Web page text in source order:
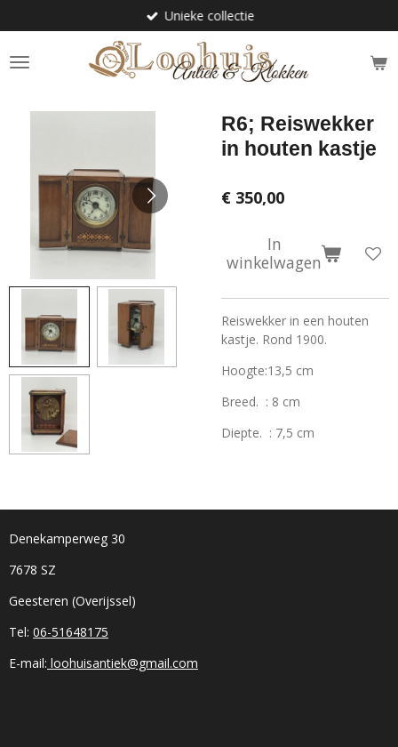
direct
naar
de
Unieke collectie
R6; Reiswekker
in houten kastje
€ 350,00
In
winkelwagen
Reiswekker in een houten
kastje. Rond 1900.
Hoogte:13,5 cm
Breed. : 8 cm
Diepte. : 7,5 cm
Denekamperweg 30
7678 SZ
Geesteren (Overijssel)
Tel: 06-51648175
E-mail: loohuisantiek@gmail.com